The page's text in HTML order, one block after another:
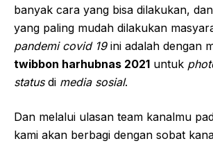
banyak cara yang bisa dilakukan,
yang paling mudah dilakukan
pandemi covid 19ini adalah dengan
twibbon harhubnas 2021 untuk
statusdi media sosial.
Dan melalui ulasan team kanalmu
kami akan berbagi dengan sobat